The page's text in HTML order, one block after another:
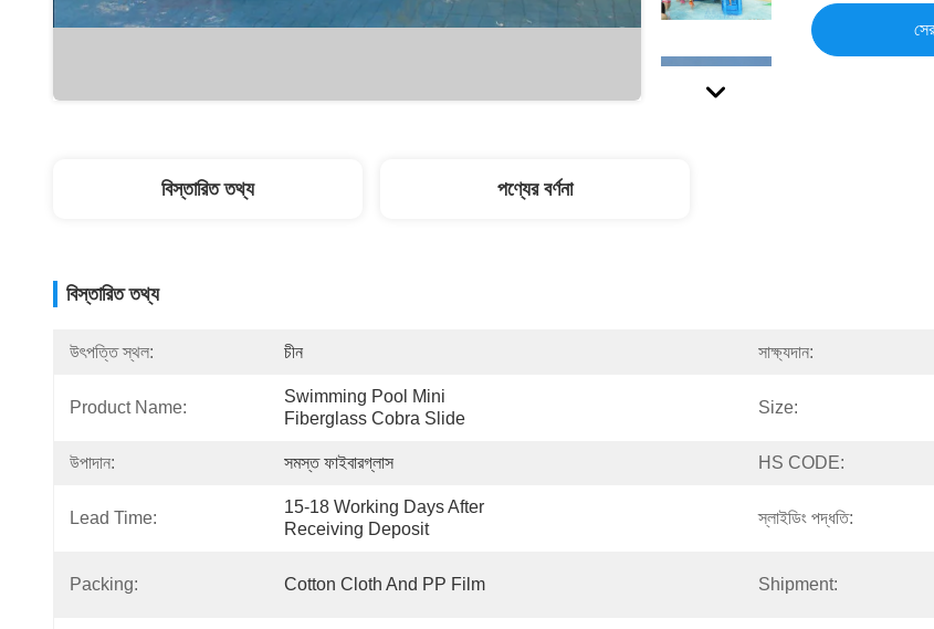
বিস্তারিত তথ্য পণ্যের বর্ণনা
বিস্তারিত তথ্য
উৎপত্তি স্থল: চীন সাক্ষ্যদান:
Product Name:
Swimming Pool Mini
Fiberglass Cobra Slide
Size:
উপাদান: সমস্ত ফাইবারগ্লাস HS CODE:
Lead Time:
15-18 Working Days After
Receiving Deposit
স্লাইডিং পদ্ধতি:
Packing: Cotton Cloth And PP Film Shipment: